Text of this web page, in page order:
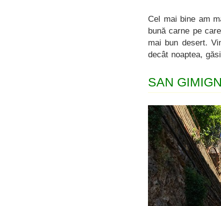
Cel mai bine am
bună carne pe
mai bun desert.
decât noaptea,
SAN